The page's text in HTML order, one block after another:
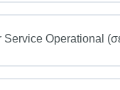
Service Operational